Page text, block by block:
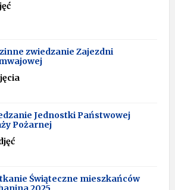
zwiedzanie Zajezdni
Jednostki Państwowej
Pożarnej
Świąteczne mieszkańców